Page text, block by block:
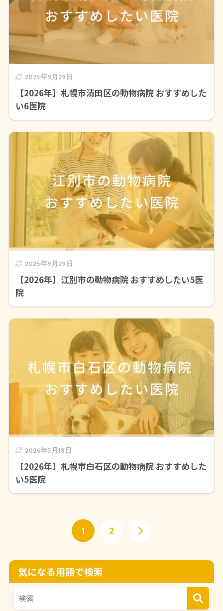
2025年9月29日
【2026年】札幌市清田区の動物病院 おすすめした
い6医院
2025年9月29日
【2026年】江別市の動物病院 おすすめしたい5医
院
2026年5月18日
【2026年】札幌市白石区の動物病院 おすすめした
い5医院
1 2
気になる用語で検索